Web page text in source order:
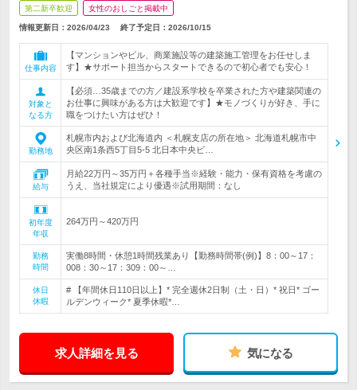
第二新卒歓迎 女性のおしごと掲載中
情報更新日：2026/04/23 終了予定日： 2026/10/15
仕事内容
【マンションやビル、商業施設等の建築施工管理をお任せしま
す】★サポート担当からスタートできるので初心者でも安心！
対象と
なる方
【必須…35歳までの方／建設系学校を卒業された方や建築関連の
お仕事に興味がある方は大歓迎です】★モノづくりが好き、手に
職をつけたい方はぜひ！
勤務地
札幌市内および北海道内 ＜札幌支店の所在地＞ 北海道札幌市中
央区南1条西5丁目5-5 北日本中央ビ…
給与
月給22万円～35万円＋各種手当※経験・能力・保有資格を考慮の
うえ、当社規定により優遇※試用期間：なし
初年度
年収
264万円～420万円
勤務
時間
実働8時間・休憩1時間残業あり【勤務時間帯(例)】8：00～17：
008：30～17：309：00～…
休日
休暇
# 【年間休日110日以上】* 完全週休2日制（土・日）* 祝日* ゴー
ルデンウィーク* 夏季休暇*…
求人詳細を見る 気になる